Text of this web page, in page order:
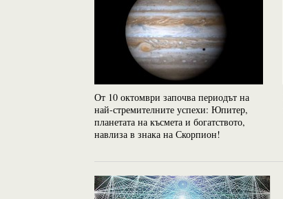
От 10 октомври започва периодът на
най-стремителните успехи: Юпитер,
планетата на късмета и богатството,
навлиза в знака на Скорпион!